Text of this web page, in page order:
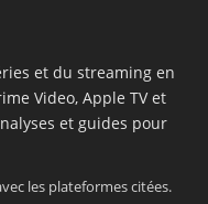
et du streaming en
Video, Apple TV et
et guides pour
les plateformes citées.